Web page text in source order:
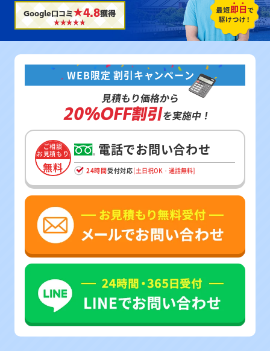
Google口コミ★4.8獲得
WEB限定 割引キャンペーン
見積もり価格から
20%OFF割引を実施中！
ご相談
お見積もり
無料
電話でお問い合わせ
24時間受付対応[土日祝OK・通話無料]